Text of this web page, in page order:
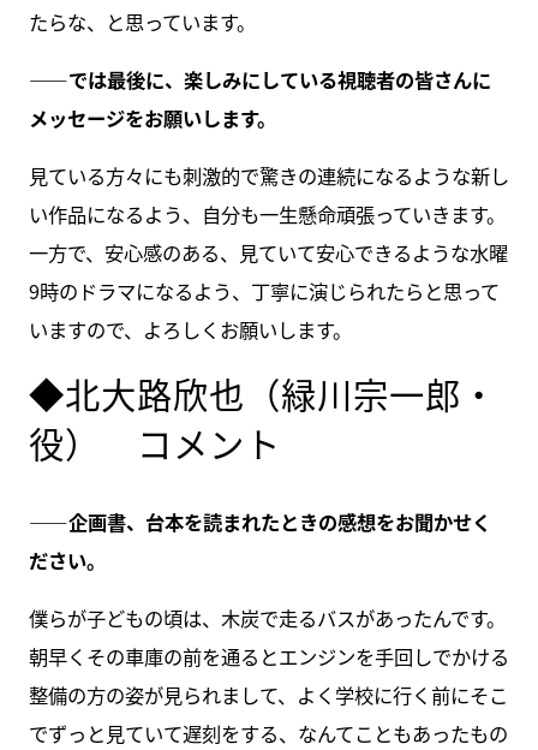
たらな、と思っています。
――では最後に、楽しみにしている視聴者の皆さんに
メッセージをお願いします。
見ている方々にも刺激的で驚きの連続になるような新し
い作品になるよう、自分も一生懸命頑張っていきます。
一方で、安心感のある、見ていて安心できるような水曜
9時のドラマになるよう、丁寧に演じられたらと思って
いますので、よろしくお願いします。
◆北大路欣也（緑川宗一郎・
役） コメント
――企画書、台本を読まれたときの感想をお聞かせく
ださい。
僕らが子どもの頃は、木炭で走るバスがあったんです。
朝早くその車庫の前を通るとエンジンを手回しでかける
整備の方の姿が見られまして、よく学校に行く前にそこ
でずっと見ていて遅刻をする、なんてこともあったもの